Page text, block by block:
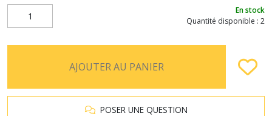
En stock
Quantité disponible : 2
AJOUTER AU PANIER
POSER UNE QUESTION